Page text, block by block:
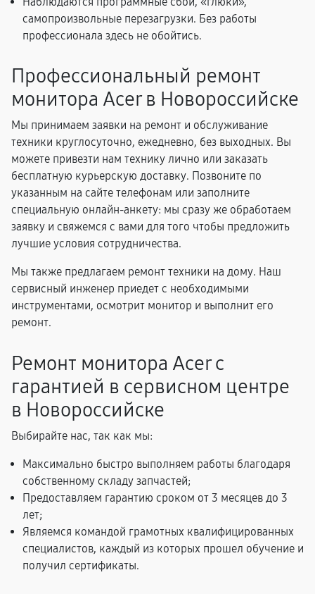
самопроизвольные перезагрузки. Без работы
профессионала здесь не обойтись.
Профессиональный ремонт
монитора Acer в Новороссийске
Мы принимаем заявки на ремонт и обслуживание
техники круглосуточно, ежедневно, без выходных. Вы
можете привезти нам технику лично или заказать
бесплатную курьерскую доставку. Позвоните по
указанным на сайте телефонам или заполните
специальную онлайн-анкету: мы сразу же обработаем
заявку и свяжемся с вами для того чтобы предложить
лучшие условия сотрудничества.
Мы также предлагаем ремонт техники на дому. Наш
сервисный инженер приедет с необходимыми
инструментами, осмотрит монитор и выполнит его
ремонт.
Ремонт монитора Acer с
гарантией в сервисном центре
в Новороссийске
Выбирайте нас, так как мы:
Максимально быстро выполняем работы благодаря
собственному складу запчастей;
Предоставляем гарантию сроком от 3 месяцев до 3
лет;
Являемся командой грамотных квалифицированных
специалистов, каждый из которых прошел обучение и
получил сертификаты.